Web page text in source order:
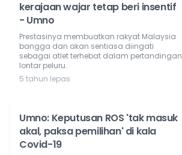
kerajaan wajar tetap beri insentif
- Umno
Prestasinya membuatkan rakyat Malaysia
bangga dan akan sentiasa diingati
sebagai atlet terhebat dalam pertandingan
lontar peluru.
5 tahun lepas
Umno: Keputusan ROS 'tak masuk
akal, paksa pemilihan' di kala
Covid-19